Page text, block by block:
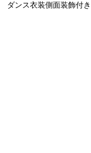
ダンス衣装側面装飾付き